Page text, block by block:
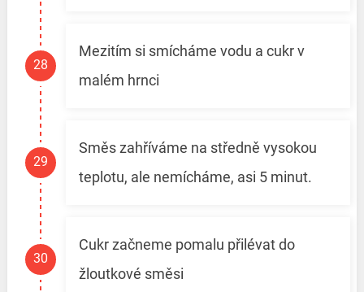
Mezitím si smícháme vodu a cukr v
malém hrnci
Směs zahříváme na středně vysokou
teplotu, ale nemícháme, asi 5 minut.
Cukr začneme pomalu přilévat do
žloutkové směsi